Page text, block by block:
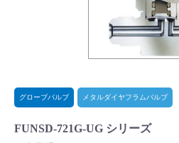
グローブバルブ メタルダイヤフラムバルブ
FUNSD-721G-UG シリーズ